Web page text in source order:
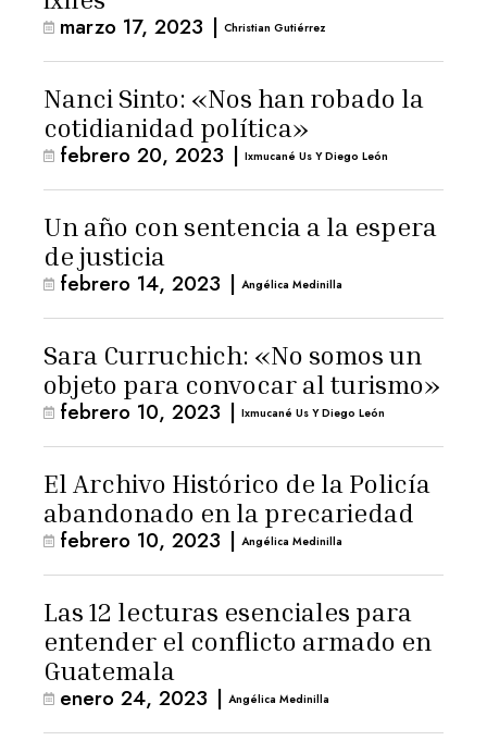
marzo 17, 2023 | Christian Gutiérrez
Nanci Sinto: «Nos han robado la
cotidianidad política»
febrero 20, 2023 | Ixmucané Us Y Diego León
Un año con sentencia a la espera
de justicia
febrero 14, 2023 | Angélica Medinilla
Sara Curruchich: «No somos un
objeto para convocar al turismo»
febrero 10, 2023 | Ixmucané Us Y Diego León
El Archivo Histórico de la Policía
abandonado en la precariedad
febrero 10, 2023 | Angélica Medinilla
Las 12 lecturas esenciales para
entender el conflicto armado en
Guatemala
enero 24, 2023 | Angélica Medinilla